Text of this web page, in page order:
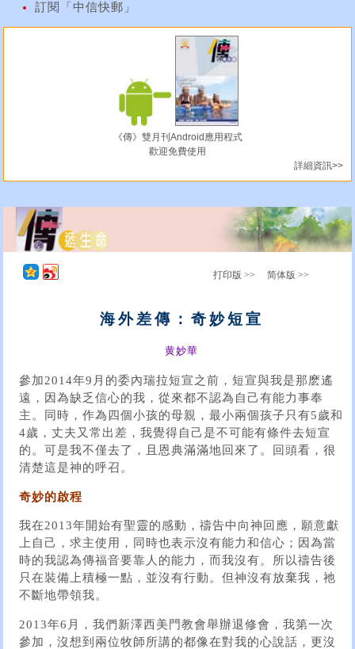
訂閱「中信快郵」
《傳》雙月刊Android應用程式
歡迎免費使用
詳細資訊>>
打印版 >> 简体版 >>
海外差傳：奇妙短宣
黄妙華
參加2014年9月的委內瑞拉短宣之前，短宣與我是那麽遙
遠，因為缺乏信心的我，從來都不認為自己有能力事奉
主。同時，作為四個小孩的母親，最小兩個孩子只有5歲和
4歲，丈夫又常出差，我覺得自己是不可能有條件去短宣
的。可是我不僅去了，且恩典滿滿地回來了。回頭看，很
清楚這是神的呼召。
奇妙的啟程
我在2013年開始有聖靈的感動，禱告中向神回應，願意獻
上自己，求主使用，同時也表示沒有能力和信心；因為當
時的我認為傳福音要靠人的能力，而我沒有。所以禱告後
只在裝備上積極一點，並沒有行動。但神沒有放棄我，祂
不斷地帶領我。
2013年6月，我們新澤西美門教會舉辦退修會，我第一次
參加，沒想到兩位牧師所講的都像在對我的心說話，更沒